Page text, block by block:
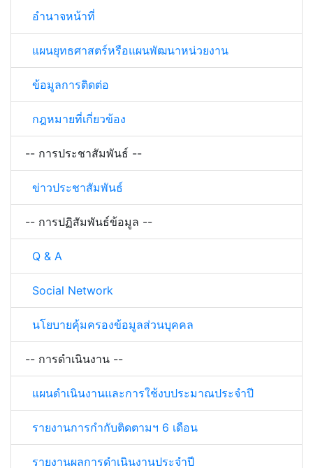
อำนาจหน้าที่
แผนยุทธศาสตร์หรือแผนพัฒนาหน่วยงาน
ข้อมูลการติดต่อ
กฎหมายที่เกี่ยวข้อง
-- การประชาสัมพันธ์ --
ข่าวประชาสัมพันธ์
-- การปฏิสัมพันธ์ข้อมูล --
Q & A
Social Network
นโยบายคุ้มครองข้อมูลส่วนบุคคล
-- การดำเนินงาน --
แผนดำเนินงานและการใช้งบประมาณประจำปี
รายงานการกำกับติดตามฯ 6 เดือน
รายงานผลการดำเนินงานประจำปี